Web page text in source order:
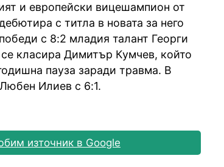
и европейски вицешампион от
с титла в новата за него
с 8:2 младия талант Георги
класира Димитър Кумчев, който
пауза заради травма. В
Илиев с 6:1.
източник в Google